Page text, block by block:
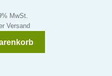
MwSt.
Versand